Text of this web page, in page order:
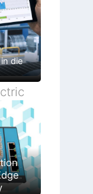
die